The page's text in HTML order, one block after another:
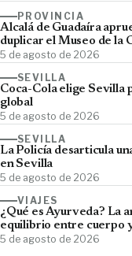
PROVINCIA
Alcalá de Guadaíra
duplicar el Museo de la
5 de agosto de 2026
SEVILLA
Coca-Cola elige Sevilla
global
5 de agosto de 2026
SEVILLA
La Policía desarticula
en Sevilla
5 de agosto de 2026
VIAJES
¿Qué es Ayurveda? La
equilibrio entre cuerpo
5 de agosto de 2026